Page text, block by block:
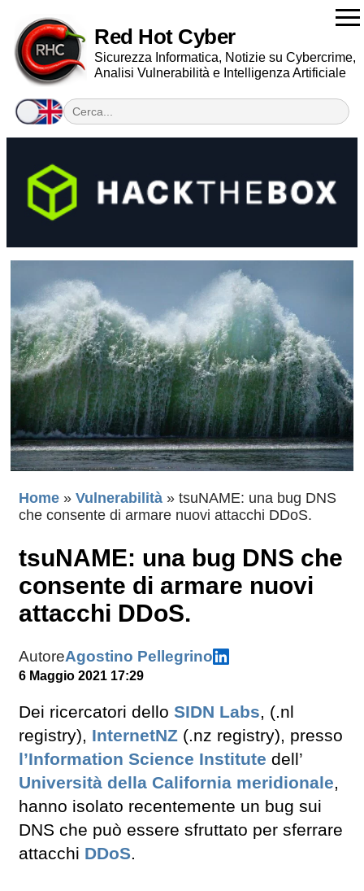
Red Hot Cyber
Sicurezza Informatica, Notizie su Cybercrime,
Analisi Vulnerabilità e Intelligenza Artificiale
Home » Vulnerabilità » tsuNAME: una bug DNS
che consente di armare nuovi attacchi DDoS.
tsuNAME: una bug DNS che
consente di armare nuovi
attacchi DDoS.
AutoreAgostino Pellegrino
6 Maggio 2021 17:29
Dei ricercatori dello SIDN Labs, (.nl
registry), InternetNZ (.nz registry), presso
l’Information Science Institute dell’
Università della California meridionale,
hanno isolato recentemente un bug sui
DNS che può essere sfruttato per sferrare
attacchi DDoS.